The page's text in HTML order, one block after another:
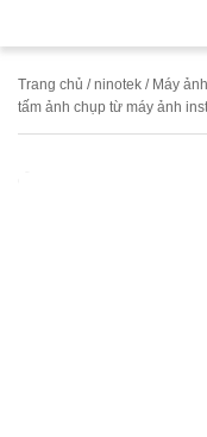
Trang chủ /ninotek / Máy ảnh
tấm ảnh chụp từ máy ảnh